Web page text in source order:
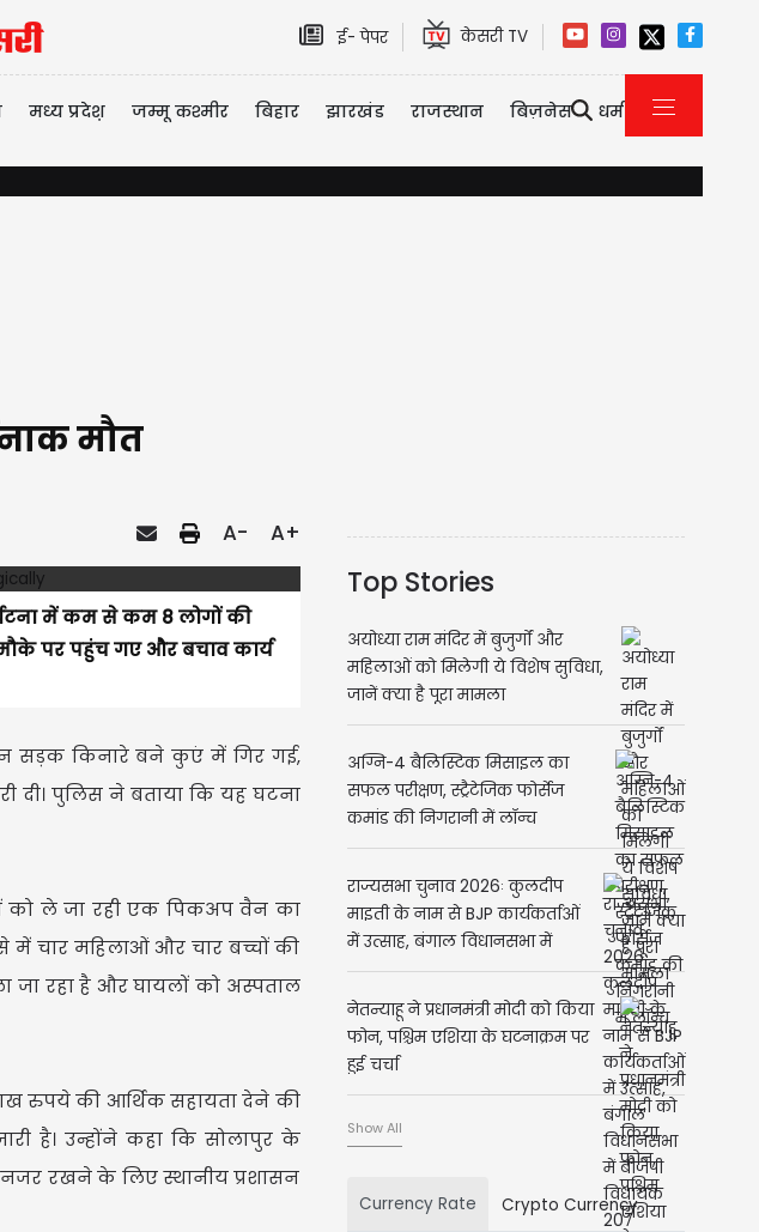
ई- पेपर केसरी TV
मध्य प्रदेश़ जम्मू कश्मीर बिहार झारखंड राजस्थान बिज़नेस धर्म
मौत
A- A+
में कम से कम 8 लोगों की
पर पहुंच गए और बचाव कार्य
सड़क किनारे बने कुएं में गिर गई,
दी। पुलिस ने बताया कि यह घटना
को ले जा रही एक पिकअप वैन का
चार महिलाओं और चार बच्चों की
जा रहा है और घायलों को अस्पताल
रुपये की आर्थिक सहायता देने की
है। उन्होंने कहा कि सोलापुर के
रखने के लिए स्थानीय प्रशासन
Top Stories
अयोध्या राम मंदिर में बुजुर्गों और
महिलाओं को मिलेगी ये विशेष सुविधा,
जानें क्या है पूरा मामला
अग्नि-4 बैलिस्टिक मिसाइल का
सफल परीक्षण, स्ट्रैटेजिक फोर्सेज
कमांड की निगरानी में लॉन्च
राज्यसभा चुनाव 2026ः कुलदीप
माइती के नाम से BJP कार्यकर्ताओं
में उत्साह, बंगाल विधानसभा में
बीजेपी विधायक 207
नेतन्याहू ने प्रधानमंत्री मोदी को किया
फोन, पश्चिम एशिया के घटनाक्रम पर
हुई चर्चा
Show All
Currency Rate Crypto Currency